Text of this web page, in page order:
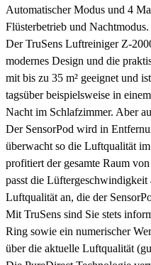
Automatischer Modus und 4
Flüsterbetrieb und Nachtmodus.
Der TruSens Luftreiniger Z-
modernes Design und die
mit bis zu 35 m² geeignet und
tagsüber beispielsweise in
Nacht im Schlafzimmer. Aber
Der SensorPod wird in
überwacht so die Luftqualität
profitiert der gesamte Raum
passt die Lüftergeschwindigkeit
Luftqualität an, die der
Mit TruSens sind Sie stets
Ring sowie ein numerischer
über die aktuelle Luftqualität